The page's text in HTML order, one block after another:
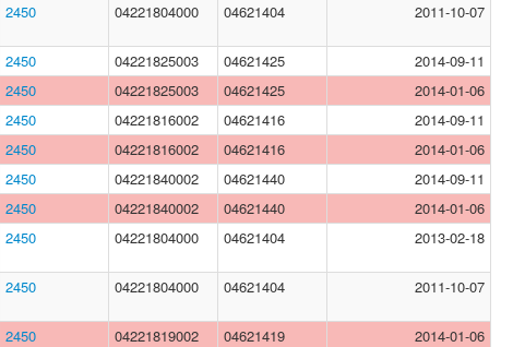
2450 04221804000 04621404 2011-10-07
2450 04221825003 04621425
2014-09-11
2450 04221825003 04621425
2014-01-06
2450 04221816002 04621416
2014-09-11
2450 04221816002 04621416
2014-01-06
2450 04221840002 04621440
2014-09-11
2450 04221840002 04621440
2014-01-06
2450 04221804000 04621404 2013-02-18
2450 04221804000 04621404 2011-10-07
2450 04221819002 04621419
2014-01-06